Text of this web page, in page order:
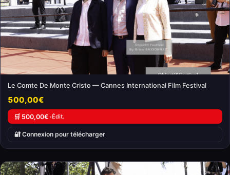
Le Comte De Monte Cristo — Cannes International Film Festival
500,00€
🛒 500,00€ ·Édit.
🔐 Connexion pour télécharger